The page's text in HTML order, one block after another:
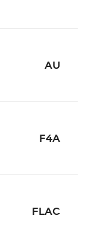
AU
F4A
FLAC